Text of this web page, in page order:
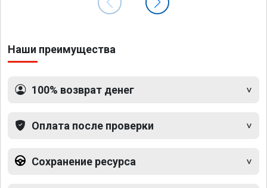
Наши преимущества
100% возврат денег
Оплата после проверки
Сохранение ресурса